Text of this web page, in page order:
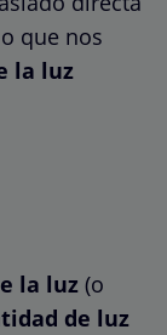
que nos
la luz
la luz (o
de luz